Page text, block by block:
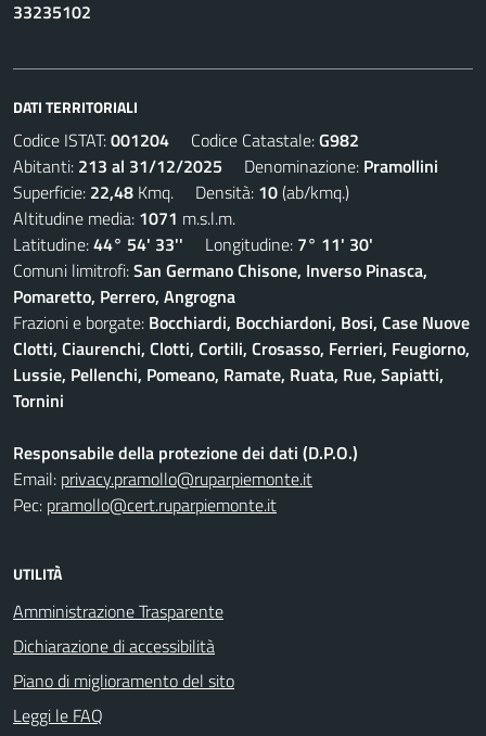
33235102
DATI TERRITORIALI
Codice ISTAT:001204 Codice Catastale:G982
Abitanti: 213 al 31/12/2025 Denominazione: Pramollini
Superficie: 22,48 Kmq. Densità: 10(ab/kmq.)
Altitudine media: 1071 m.s.l.m.
Latitudine:44° 54' 33'' Longitudine: 7° 11' 30'
Comuni limitrofi:San Germano Chisone, Inverso Pinasca,
Pomaretto, Perrero, Angrogna
Frazioni e borgate: Bocchiardi, Bocchiardoni, Bosi, Case Nuove
Clotti, Ciaurenchi, Clotti, Cortili, Crosasso, Ferrieri, Feugiorno,
Lussie, Pellenchi, Pomeano, Ramate, Ruata, Rue, Sapiatti,
Tornini
Responsabile della protezione dei dati (D.P.O.)
Email: privacy.pramollo@ruparpiemonte.it
Pec: pramollo@cert.ruparpiemonte.it
UTILITÀ
Amministrazione Trasparente
Dichiarazione di accessibilità
Piano di miglioramento del sito
Leggi le FAQ